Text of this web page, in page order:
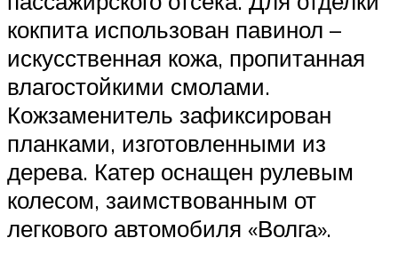
кокпита использован павинол –
искусственная кожа, пропитанная
влагостойкими смолами.
Кожзаменитель зафиксирован
планками, изготовленными из
дерева. Катер оснащен рулевым
колесом, заимствованным от
легкового автомобиля «Волга».